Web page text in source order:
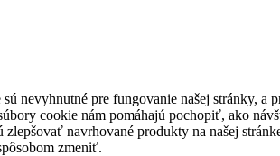
nevyhnutné pre fungovanie našej stránky, a
cookie nám pomáhajú pochopiť, ako
navrhované produkty na našej
zmeniť.